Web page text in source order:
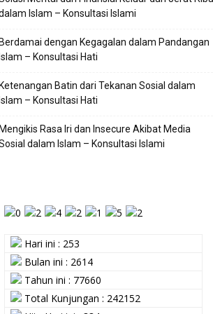
Islam – Konsultasi Islami
dengan Kegagalan dalam Pandangan
– Konsultasi Hati
Batin dari Tekanan Sosial dalam
– Konsultasi Hati
Rasa Iri dan Insecure Akibat Media
dalam Islam – Konsultasi Islami
Hari ini : 253
Bulan ini : 2614
Tahun ini : 77660
Total Kunjungan : 242152